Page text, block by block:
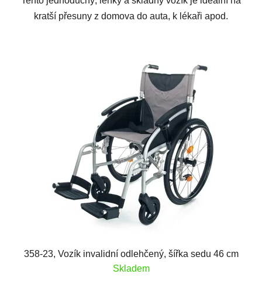
kratší přesuny z domova do auta, k lékaři apod.
358-23, Vozík invalidní odlehčený, šířka sedu 46 cm
Skladem